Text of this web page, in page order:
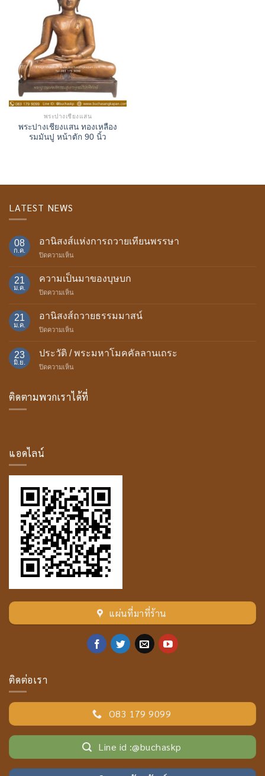
พระปางเชียงแสน
พระปางเชียงแสน ทองเหลือง
รมมันปู หน้าตัก 90 นิ้ว
LATEST NEWS
08
ก.ค.
อานิสงส์แห่งการถวายเทียนพรรษา
ปิดความเห็น
ถวาย
พรรษา
21
ม.ค.
ความเป็นมาของบุษบก
ปิดความเห็น
ของ
21
ม.ค.
อานิสงส์ถวายธรรมมาสน์
ปิดความเห็น
ถวาย
มา
23
มิ.ย.
ประวัติ / พระมหาโมคคัลลานเถระ
ปิดความเห็น
พระ
ติดตามพวกเราได้ที่
แอดไลน์
แผ่นที่มาที่ร้าน
ติดต่อเรา
O83 179 9099
Line id :@buchaskp